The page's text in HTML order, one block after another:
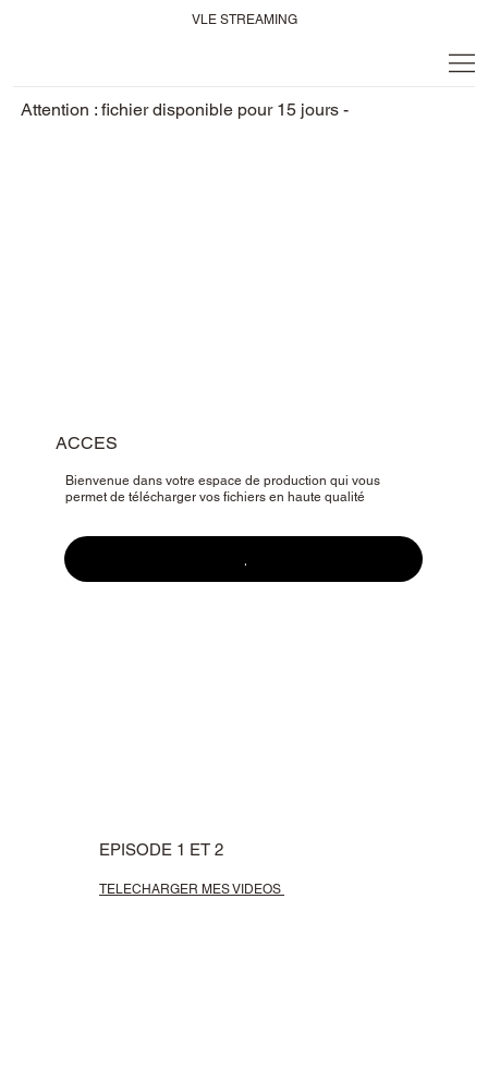
VLE STREAMING
Attention : fichier disponible pour 15 jours -
ACCES
Bienvenue dans votre espace de production qui vous
permet de télécharger vos fichiers en haute qualité
.
EPISODE 1 ET 2
TELECHARGER MES VIDEOS